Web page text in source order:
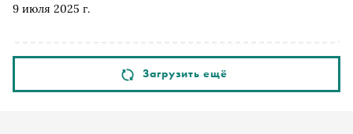
9 июля 2025 г.
пикник в культурный триатлон: от виброфонов и драм на
когда формат «все и сразу» не раздражает, а
неожиданно радует
Загрузить ещё